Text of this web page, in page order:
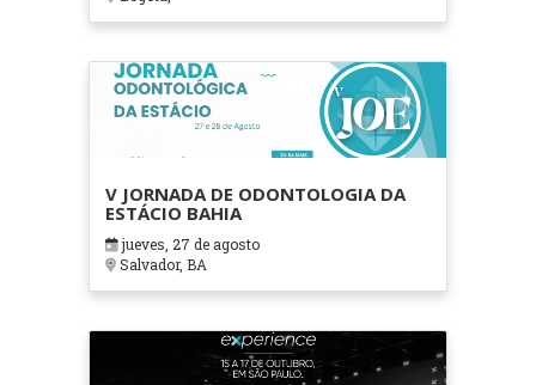
V JORNADA DE ODONTOLOGIA DA
ESTÁCIO BAHIA
jueves, 27 de agosto
Salvador, BA